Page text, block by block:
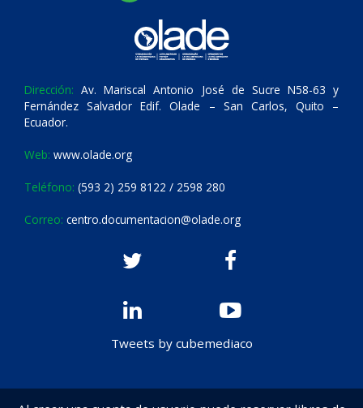
Dirección: Av. Mariscal Antonio José de Sucre N58-63 y
Fernández Salvador Edif. Olade – San Carlos, Quito –
Ecuador.
Web: www.olade.org
Teléfono: (593 2) 259 8122 / 2598 280
Correo: centro.documentacion@olade.org
Tweets by cubemediaco